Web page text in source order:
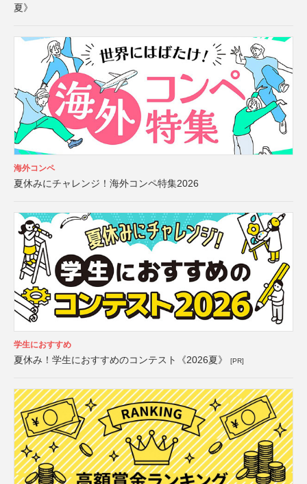
夏》
海外コンペ
夏休みにチャレンジ！海外コンペ特集2026
学生におすすめ
夏休み！学生におすすめのコンテスト《2026夏》 [PR]